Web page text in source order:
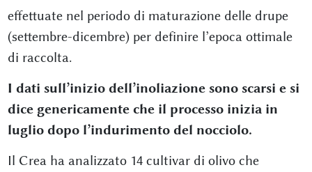
effettuate nel periodo di maturazione delle drupe
(settembre-dicembre) per definire l’epoca ottimale
di raccolta.
I dati sull’inizio dell’inoliazione sono scarsi e si
dice genericamente che il processo inizia in
luglio dopo l’indurimento del nocciolo.
Il Crea ha analizzato 14 cultivar di olivo che